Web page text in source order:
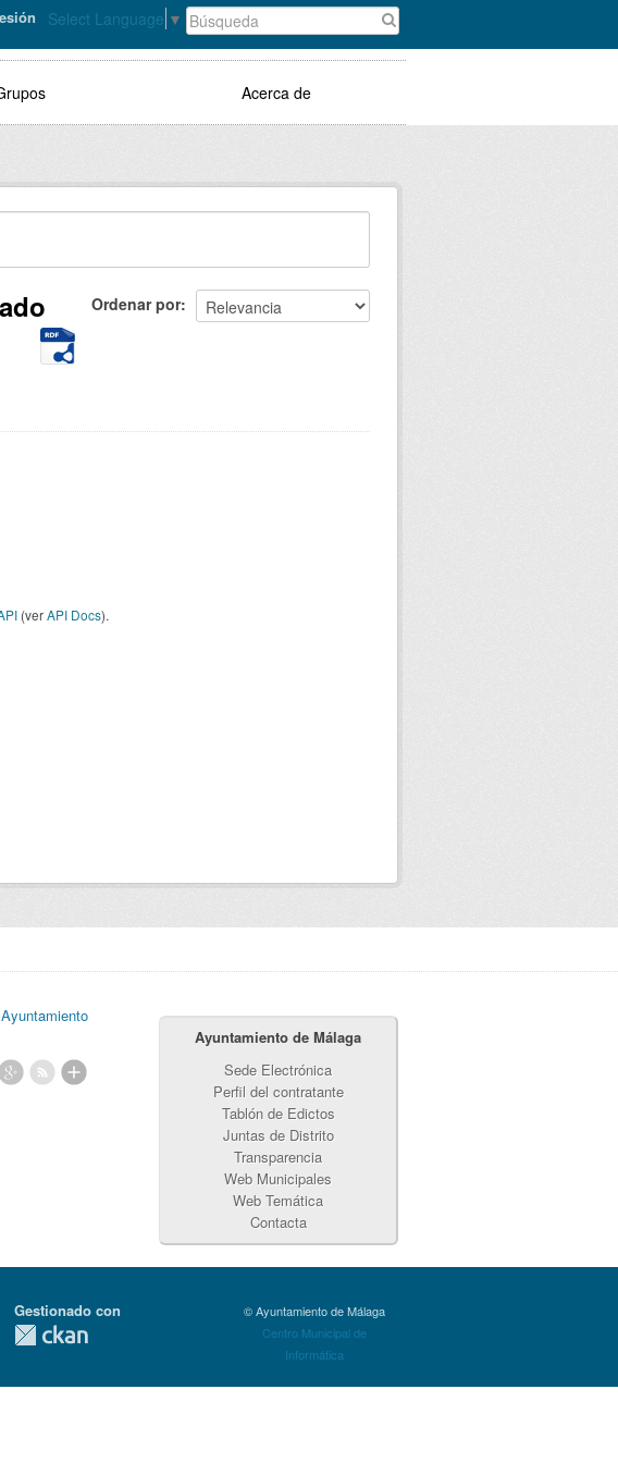
Select Language ▼
Acerca de
Ordenar por
(verAPI Docs).
Ayuntamiento de Málaga
Sede Electrónica
Perfil del contratante
Tablón de Edictos
Juntas de Distrito
Transparencia
Web Municipales
Web Temática
Contacta
Gestionado con
© Ayuntamiento de Málaga
Centro Municipal de
Informática